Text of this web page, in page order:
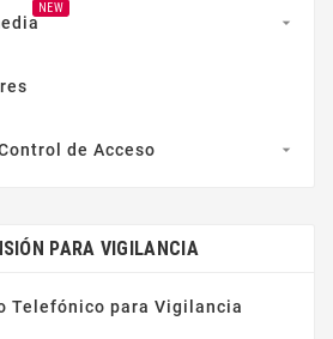
NEW

de Acceso 
PARA VIGILANCIA
Telefónico para Vigilancia